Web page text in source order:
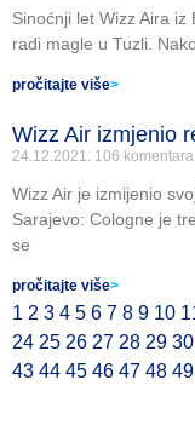
Sinoćnji let Wizz Aira
radi magle u Tuzli.
pročitajte više>
Wizz Air izmjenio
24.12.2021. 106 komentara
Wizz Air je izmijenio
Sarajevo: Cologne je
se
pročitajte više>
1 2 3 4 5 6 7 8 9 10
24 25 26 27 28 29 30
43 44 45 46 47 48 49